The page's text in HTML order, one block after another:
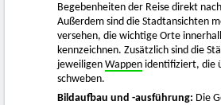
Begebenheiten der Reise direkt
Außerdem sind die Stadtansichten
versehen, die wichtige Orte
kennzeichnen. Zusätzlich sind die
jeweiligen Wappen identifiziert, die
schweben.
Bildaufbau und -ausführung: Die